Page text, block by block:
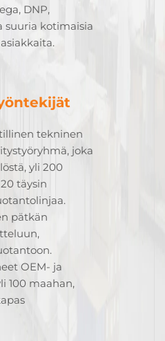
DNP,
suuria kotimaisia
tekninen
joka
yli 200
täysin
pätkän
OEM- ja
100 maahan,